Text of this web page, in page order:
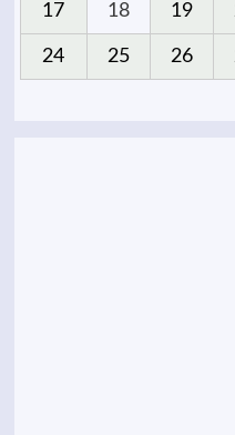
17 18 19
24 25 26